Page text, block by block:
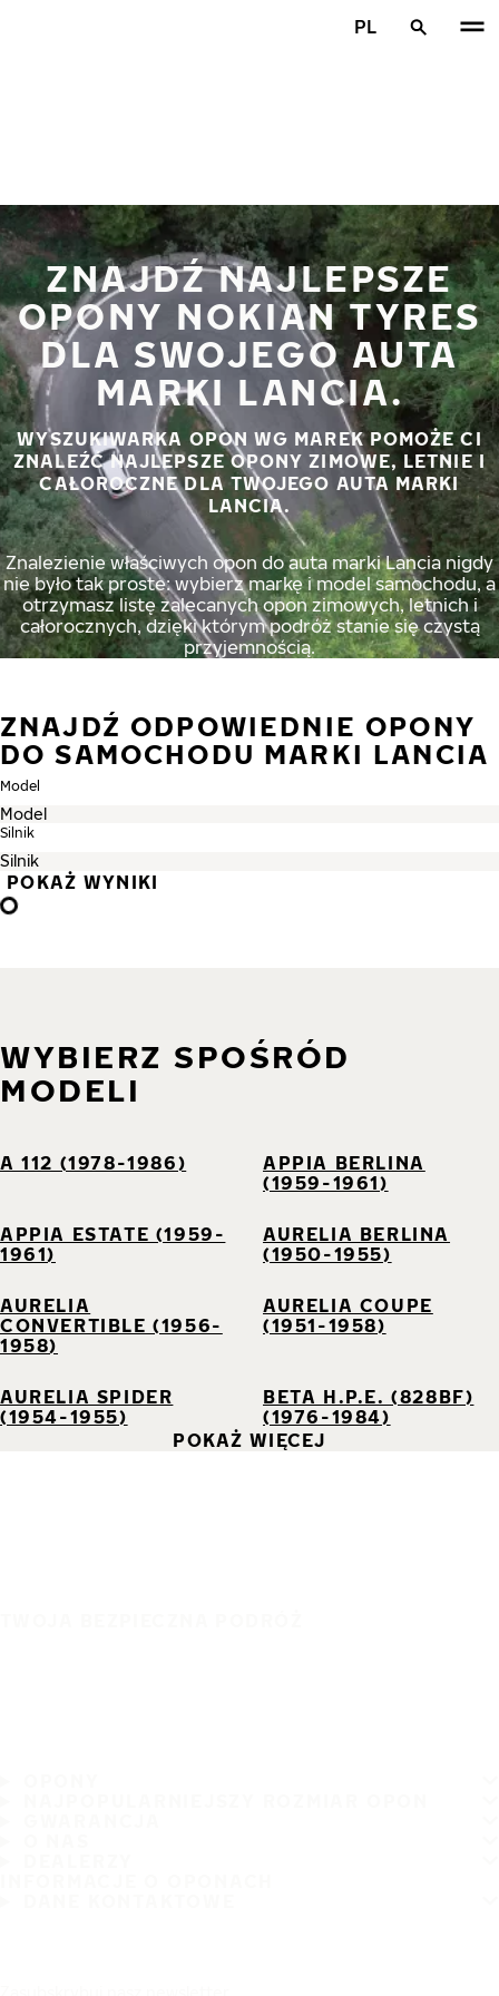
PL
ZNAJDŹ NAJLEPSZE
OPONY NOKIAN TYRES
DLA SWOJEGO AUTA
MARKI LANCIA.
WYSZUKIWARKA OPON WG MAREK POMOŻE CI
ZNALEŹĆ NAJLEPSZE OPONY ZIMOWE, LETNIE I
CAŁOROCZNE DLA TWOJEGO AUTA MARKI
LANCIA.
Znalezienie właściwych opon do auta marki Lancia nigdy
nie było tak proste: wybierz markę i model samochodu, a
otrzymasz listę zalecanych opon zimowych, letnich i
całorocznych, dzięki którym podróż stanie się czystą
przyjemnością.
ZNAJDŹ ODPOWIEDNIE OPONY
DO SAMOCHODU MARKI LANCIA
Model
Silnik
POKAŻ WYNIKI
WYBIERZ SPOŚRÓD
MODELI
A 112 (1978-1986)
APPIA BERLINA
(1959-1961)
APPIA ESTATE (1959-
1961)
AURELIA BERLINA
(1950-1955)
AURELIA
CONVERTIBLE (1956-
1958)
AURELIA COUPE
(1951-1958)
AURELIA SPIDER
(1954-1955)
BETA H.P.E. (828BF)
(1976-1984)
POKAŻ WIĘCEJ